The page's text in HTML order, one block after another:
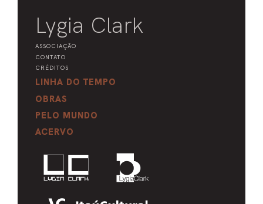
Lygia Clark
ASSOCIAÇÃO
CONTATO
CRÉDITOS
LINHA DO TEMPO
OBRAS
PELO MUNDO
ACERVO